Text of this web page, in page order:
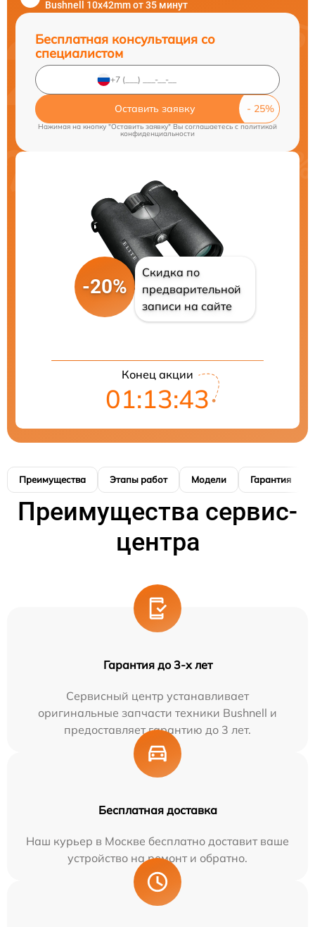
Bushnell 10x42mm от 35 минут
Бесплатная консультация со
специалистом
Оставить заявку
Нажимая на кнопку "Оставить заявку" Вы соглашаетесь cполитикой
конфиденциальности
-20%
Скидка по
предварительной
записи на сайте
Конец акции
01:13:42
Преимущества Этапы работ Модели Гарантия
Преимущества сервис-
центра
Гарантия до 3-х лет
Сервисный центр устанавливает
оригинальные запчасти техники Bushnell и
предоставляет гарантию до 3 лет.
Бесплатная доставка
Наш курьер в Москве бесплатно доставит ваше
устройство на ремонт и обратно.